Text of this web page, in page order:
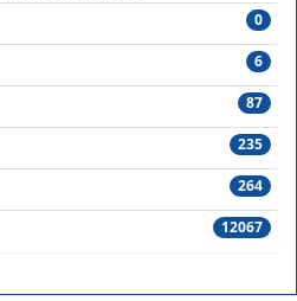
0
6
87
235
264
12067